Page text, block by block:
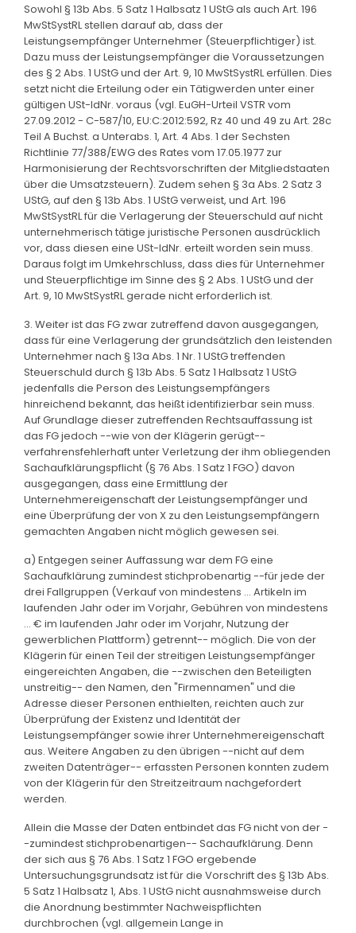
Sowohl § 13b Abs. 5 Satz 1 Halbsatz 1 UStG als auch Art. 196
MwStSystRL stellen darauf ab, dass der
Leistungsempfänger Unternehmer (Steuerpflichtiger) ist.
Dazu muss der Leistungsempfänger die Voraussetzungen
des § 2 Abs. 1 UStG und der Art. 9, 10 MwStSystRL erfüllen. Dies
setzt nicht die Erteilung oder ein Tätigwerden unter einer
gültigen USt-IdNr. voraus (vgl. EuGH-Urteil VSTR vom
27.09.2012 - C-587/10, EU:C:2012:592, Rz 40 und 49 zu Art. 28c
Teil A Buchst. a Unterabs. 1, Art. 4 Abs. 1 der Sechsten
Richtlinie 77/388/EWG des Rates vom 17.05.1977 zur
Harmonisierung der Rechtsvorschriften der Mitgliedstaaten
über die Umsatzsteuern). Zudem sehen § 3a Abs. 2 Satz 3
UStG, auf den § 13b Abs. 1 UStG verweist, und Art. 196
MwStSystRL für die Verlagerung der Steuerschuld auf nicht
unternehmerisch tätige juristische Personen ausdrücklich
vor, dass diesen eine USt-IdNr. erteilt worden sein muss.
Daraus folgt im Umkehrschluss, dass dies für Unternehmer
und Steuerpflichtige im Sinne des § 2 Abs. 1 UStG und der
Art. 9, 10 MwStSystRL gerade nicht erforderlich ist.
3. Weiter ist das FG zwar zutreffend davon ausgegangen,
dass für eine Verlagerung der grundsätzlich den leistenden
Unternehmer nach § 13a Abs. 1 Nr. 1 UStG treffenden
Steuerschuld durch § 13b Abs. 5 Satz 1 Halbsatz 1 UStG
jedenfalls die Person des Leistungsempfängers
hinreichend bekannt, das heißt identifizierbar sein muss.
Auf Grundlage dieser zutreffenden Rechtsauffassung ist
das FG jedoch --wie von der Klägerin gerügt--
verfahrensfehlerhaft unter Verletzung der ihm obliegenden
Sachaufklärungspflicht (§ 76 Abs. 1 Satz 1 FGO) davon
ausgegangen, dass eine Ermittlung der
Unternehmereigenschaft der Leistungsempfänger und
eine Überprüfung der von X zu den Leistungsempfängern
gemachten Angaben nicht möglich gewesen sei.
a) Entgegen seiner Auffassung war dem FG eine
Sachaufklärung zumindest stichprobenartig --für jede der
drei Fallgruppen (Verkauf von mindestens ... Artikeln im
laufenden Jahr oder im Vorjahr, Gebühren von mindestens
... € im laufenden Jahr oder im Vorjahr, Nutzung der
gewerblichen Plattform) getrennt-- möglich. Die von der
Klägerin für einen Teil der streitigen Leistungsempfänger
eingereichten Angaben, die --zwischen den Beteiligten
unstreitig-- den Namen, den "Firmennamen" und die
Adresse dieser Personen enthielten, reichten auch zur
Überprüfung der Existenz und Identität der
Leistungsempfänger sowie ihrer Unternehmereigenschaft
aus. Weitere Angaben zu den übrigen --nicht auf dem
zweiten Datenträger-- erfassten Personen konnten zudem
von der Klägerin für den Streitzeitraum nachgefordert
werden.
Allein die Masse der Daten entbindet das FG nicht von der -
-zumindest stichprobenartigen-- Sachaufklärung. Denn
der sich aus § 76 Abs. 1 Satz 1 FGO ergebende
Untersuchungsgrundsatz ist für die Vorschrift des § 13b Abs.
5 Satz 1 Halbsatz 1, Abs. 1 UStG nicht ausnahmsweise durch
die Anordnung bestimmter Nachweispflichten
durchbrochen (vgl. allgemein Lange in